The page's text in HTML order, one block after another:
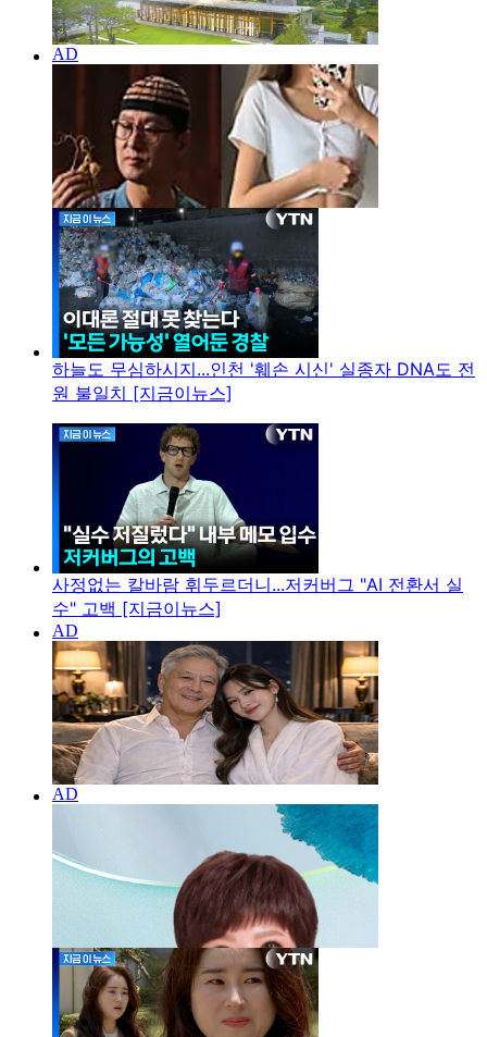
하늘도 무심하시지...인천 '훼손 시신' 실종자 DNA도 전
원 불일치 [지금이뉴스]
사정없는 칼바람 휘두르더니...저커버그 "AI 전환서 실
수" 고백 [지금이뉴스]